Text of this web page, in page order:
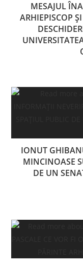
MESAJUL
ARHIEPISCOP
IONUT
MINCINOASE
DE UN